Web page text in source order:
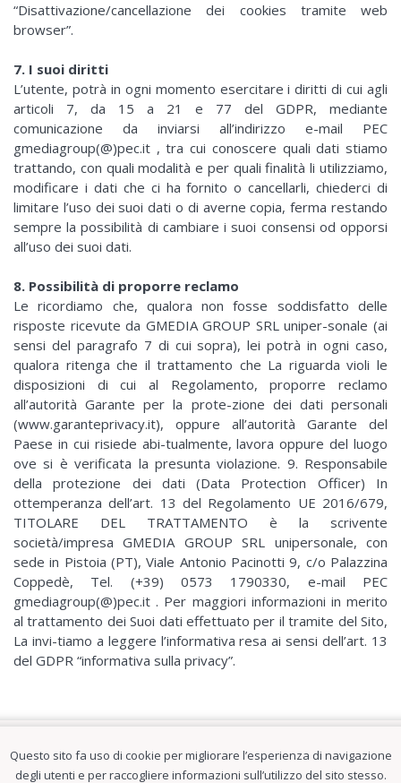
“Disattivazione/cancellazione dei cookies tramite web
browser”.
7. I suoi diritti
L’utente, potrà in ogni momento esercitare i diritti di cui agli
articoli 7, da 15 a 21 e 77 del GDPR, mediante
comunicazione da inviarsi all’indirizzo e-mail PEC
gmediagroup(@)pec.it , tra cui conoscere quali dati stiamo
trattando, con quali modalità e per quali finalità li utilizziamo,
modificare i dati che ci ha fornito o cancellarli, chiederci di
limitare l’uso dei suoi dati o di averne copia, ferma restando
sempre la possibilità di cambiare i suoi consensi od opporsi
all’uso dei suoi dati.
8. Possibilità di proporre reclamo
Le ricordiamo che, qualora non fosse soddisfatto delle
risposte ricevute da GMEDIA GROUP SRL uniper-sonale (ai
sensi del paragrafo 7 di cui sopra), lei potrà in ogni caso,
qualora ritenga che il trattamento che La riguarda violi le
disposizioni di cui al Regolamento, proporre reclamo
all’autorità Garante per la prote-zione dei dati personali
(www.garanteprivacy.it), oppure all’autorità Garante del
Paese in cui risiede abi-tualmente, lavora oppure del luogo
ove si è verificata la presunta violazione. 9. Responsabile
della protezione dei dati (Data Protection Officer) In
ottemperanza dell’art. 13 del Regolamento UE 2016/679,
TITOLARE DEL TRATTAMENTO è la scrivente
società/impresa GMEDIA GROUP SRL unipersonale, con
sede in Pistoia (PT), Viale Antonio Pacinotti 9, c/o Palazzina
Coppedè, Tel. (+39) 0573 1790330, e-mail PEC
gmediagroup(@)pec.it . Per maggiori informazioni in merito
al trattamento dei Suoi dati effettuato per il tramite del Sito,
La invi-tiamo a leggere l’informativa resa ai sensi dell’art. 13
del GDPR “informativa sulla privacy”.
Questo sito fa uso di cookie per migliorare l’esperienza di navigazione
degli utenti e per raccogliere informazioni sull’utilizzo del sito stesso.